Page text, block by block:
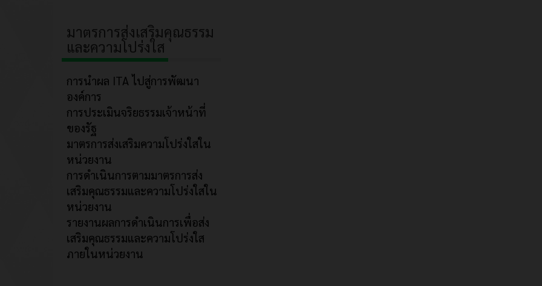
มาตรการส่งเสริมคุณธรรม
และความโปร่งใส
การนำผล ITA ไปสู่การพัฒนา
องค์การ
การประเมินจริยธรรมเจ้าหน้าที่
ของรัฐ
มาตรการส่งเสริมความโปร่งใสใน
หน่วยงาน
การดำเนินการตามมาตรการส่ง
เสริมคุณธรรมและความโปร่งใสใน
หน่วยงาน
รายงานผลการดำเนินการเพื่อส่ง
เสริมคุณธรรมและความโปร่งใส
ภายในหน่วยงาน